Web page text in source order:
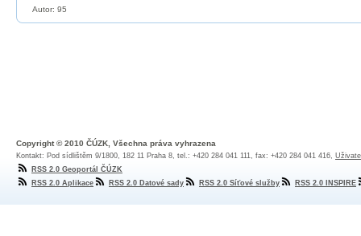
Autor: 95
Copyright © 2010 ČÚZK, Všechna práva vyhrazena
Kontakt: Pod sídlištěm 9/1800, 182 11 Praha 8, tel.: +420 284 041 111, fax: +420 284 041 416,
RSS 2.0 Geoportál ČÚZK
RSS 2.0 Aplikace
RSS 2.0 Datové sady RSS 2.0 Síťové služby RSS 2.0 INSPIRE